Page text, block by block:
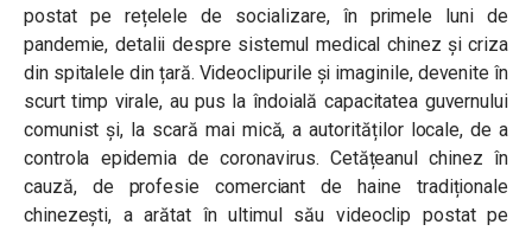
postat pe rețelele de socializare, în primele luni de
pandemie, detalii despre sistemul medical chinez și criza
din spitalele din țară. Videoclipurile și imaginile, devenite în
scurt timp virale, au pus la îndoială capacitatea guvernului
comunist și, la scară mai mică, a autorităților locale, de a
controla epidemia de coronavirus. Cetățeanul chinez în
cauză, de profesie comerciant de haine tradiționale
chinezești, a arătat în ultimul său videoclip postat pe